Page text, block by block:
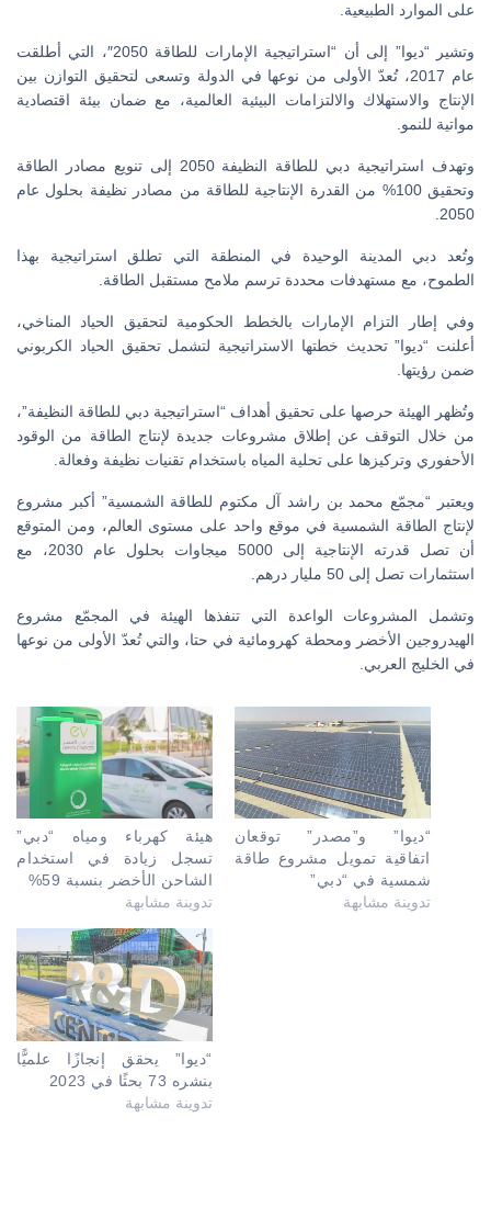
على الموارد الطبيعية.
وتشير “ديوا” إلى أن “استراتيجية الإمارات للطاقة 2050″، التي أطلقت
عام 2017، تُعدّ الأولى من نوعها في الدولة وتسعى لتحقيق التوازن بين
الإنتاج والاستهلاك والالتزامات البيئية العالمية، مع ضمان بيئة اقتصادية
مواتية للنمو.
وتهدف استراتيجية دبي للطاقة النظيفة 2050 إلى تنويع مصادر الطاقة
وتحقيق 100% من القدرة الإنتاجية للطاقة من مصادر نظيفة بحلول عام
2050.
وتُعد دبي المدينة الوحيدة في المنطقة التي تطلق استراتيجية بهذا
الطموح، مع مستهدفات محددة ترسم ملامح مستقبل الطاقة.
وفي إطار التزام الإمارات بالخطط الحكومية لتحقيق الحياد المناخي،
أعلنت “ديوا” تحديث خطتها الاستراتيجية لتشمل تحقيق الحياد الكربوني
ضمن رؤيتها.
وتُظهر الهيئة حرصها على تحقيق أهداف “استراتيجية دبي للطاقة النظيفة”،
من خلال التوقف عن إطلاق مشروعات جديدة لإنتاج الطاقة من الوقود
الأحفوري وتركيزها على تحلية المياه باستخدام تقنيات نظيفة وفعالة.
ويعتبر “مجمّع محمد بن راشد آل مكتوم للطاقة الشمسية” أكبر مشروع
لإنتاج الطاقة الشمسية في موقع واحد على مستوى العالم، ومن المتوقع
أن تصل قدرته الإنتاجية إلى 5000 ميجاوات بحلول عام 2030، مع
استثمارات تصل إلى 50 مليار درهم.
وتشمل المشروعات الواعدة التي تنفذها الهيئة في المجمّع مشروع
الهيدروجين الأخضر ومحطة كهرومائية في حتا، والتي تُعدّ الأولى من نوعها
في الخليج العربي.
هيئة كهرباء ومياه “دبي”
تسجل زيادة في استخدام
الشاحن الأخضر بنسبة 59%
تدوينة مشابهة
“ديوا” و”مصدر” توقعان
اتفاقية تمويل مشروع طاقة
شمسية في “دبي”
تدوينة مشابهة
“ديوا” يحقق إنجازًا علميًّا
بنشره 73 بحثًا في 2023
تدوينة مشابهة